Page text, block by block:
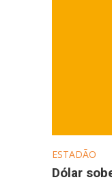
ESTADÃO
Dólar